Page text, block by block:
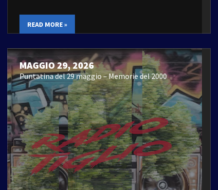
READ MORE »
MAGGIO 29, 2026
Puntatina del 29 maggio – Memorie del 2000